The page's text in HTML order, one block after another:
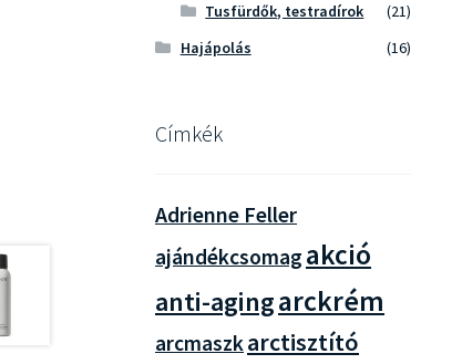
Tusfürdők, testradírok
(21)
Hajápolás
(16)
Címkék
Adrienne Feller
ajándékcsomag akció
anti-agingarckrém
arcmaszkarctisztító